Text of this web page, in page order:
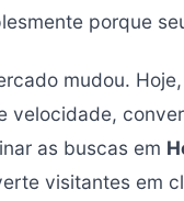
porque
mudou.
velocidade,
as buscas em
visitantes em